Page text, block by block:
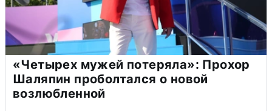
«Четырех мужей потеряла»: Прохор
Шаляпин проболтался о новой
возлюбленной